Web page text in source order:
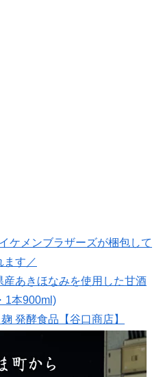
ケメンブラザーズが梱包して
ます／
産あきほなみを使用した甘酒
1本900ml)
発酵食品【谷口商店】